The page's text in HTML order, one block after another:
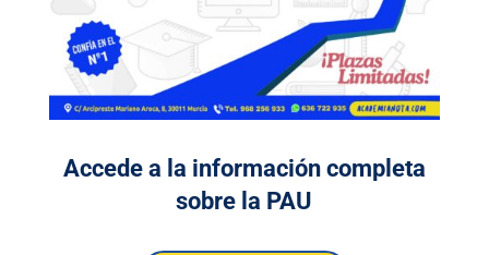
Accede a la información completa
sobre la PAU